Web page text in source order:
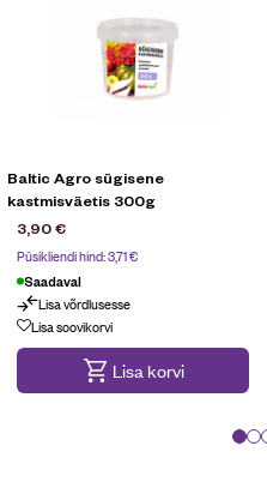
Baltic Agro sügisene
kastmisväetis 300g
3,90€
Püsikliendi hind:3,71€
Saadaval
Lisa võrdlusesse
Lisa soovikorvi
Lisa korvi